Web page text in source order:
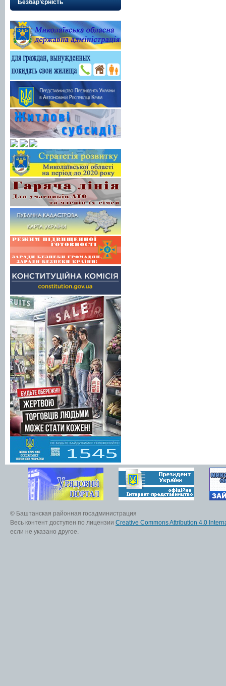
Безбар’єрність
© Баштанская районная госадминистрация
Весь контент доступен по лицензии Creative Commons Attribution 4.0
если не указано другое.